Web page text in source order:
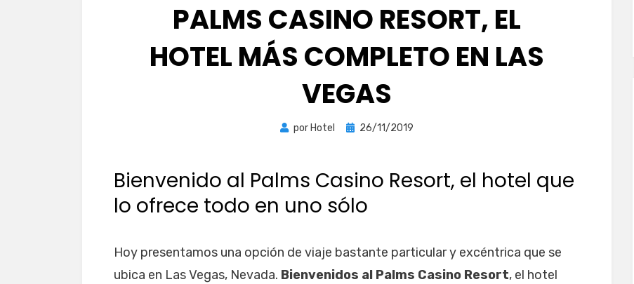
PALMS CASINO RESORT, EL
HOTEL MÁS COMPLETO EN LAS
VEGAS
porHotel
Publicada
26/11/2019
Bienvenido al Palms Casino Resort, el hotel que
lo ofrece todo en uno sólo
Hoy presentamos una opción de viaje bastante particular y excéntrica que se
ubica en Las Vegas, Nevada. Bienvenidos al Palms Casino Resort, el hotel